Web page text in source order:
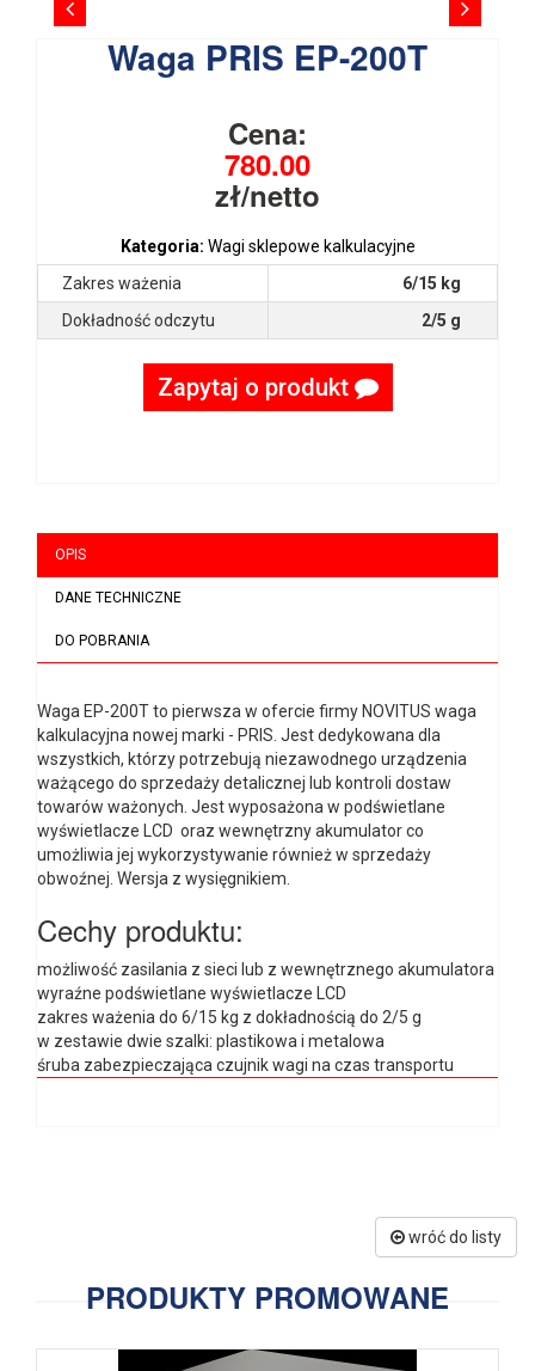
Waga PRIS EP-200T
Cena:
780.00
zł/netto
Kategoria: Wagi sklepowe kalkulacyjne
Zakres ważenia
6/15 kg
Dokładność odczytu
2/5 g
Zapytaj o produkt
OPIS
DANE TECHNICZNE
DO POBRANIA
Waga EP-200T to pierwsza w ofercie firmy NOVITUS waga
kalkulacyjna nowej marki - PRIS. Jest dedykowana dla
wszystkich, którzy potrzebują niezawodnego urządzenia
ważącego do sprzedaży detalicznej lub kontroli dostaw
towarów ważonych. Jest wyposażona w podświetlane
wyświetlacze LCD oraz wewnętrzny akumulator co
umożliwia jej wykorzystywanie również w sprzedaży
obwoźnej. Wersja z wysięgnikiem.
Cechy produktu:
możliwość zasilania z sieci lub z wewnętrznego akumulatora
wyraźne podświetlane wyświetlacze LCD
zakres ważenia do 6/15 kg z dokładnością do 2/5 g
w zestawie dwie szalki: plastikowa i metalowa
śruba zabezpieczająca czujnik wagi na czas transportu
wróć do listy
PRODUKTY PROMOWANE